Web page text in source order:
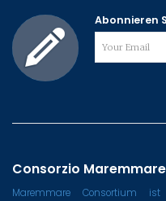
Abonnieren
Consorzio Maremmare
Maremmare Consortium